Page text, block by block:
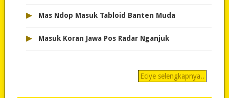
▸ Mas Ndop Masuk Tabloid Banten Muda
▸ Masuk Koran Jawa Pos Radar Nganjuk
Eciye selengkapnya..